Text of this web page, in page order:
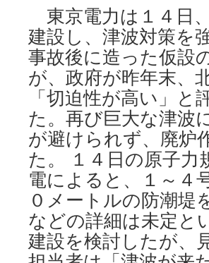
再
動
柏
崎
刈
羽
原
発
は
今）
via
日
本
経
済
新
聞
東京電力は１４日
建設し、津波対策を
事故後に造った仮設
が、政府が昨年末、
「切迫性が高い」
た。再び巨大な津波
が避けられず、廃炉
た。 １４日の原子力
電によると、１～４
０メートルの防潮堤
などの詳細は未定と
建設を検討したが、